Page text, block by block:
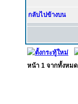
กลับไปข้างบน
หน้า 1 จากทั้งหมด